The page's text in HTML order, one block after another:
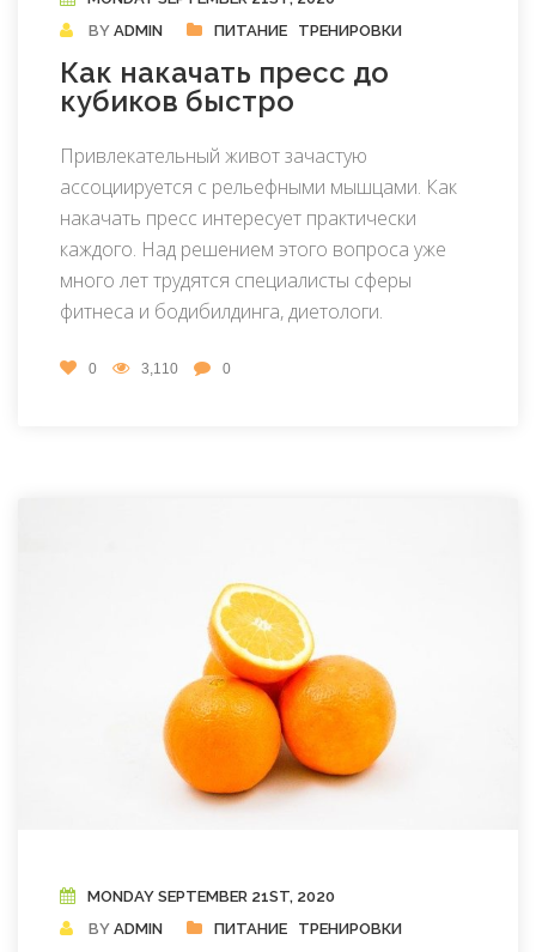
BY ADMIN ПИТАНИЕ ТРЕНИРОВКИ
Как накачать пресс до
кубиков быстро
Привлекательный живот зачастую
ассоциируется с рельефными мышцами. Как
накачать пресс интересует практически
каждого. Над решением этого вопроса уже
много лет трудятся специалисты сферы
фитнеса и бодибилдинга, диетологи.
0 3,110 0
MONDAY SEPTEMBER 21ST, 2020
BY ADMIN ПИТАНИЕ ТРЕНИРОВКИ